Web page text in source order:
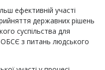
ефективній участі
державних рішень
суспільства для
ОБСЄ з питань людського